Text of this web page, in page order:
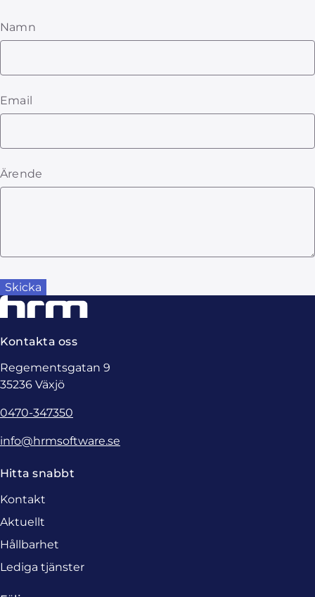
Namn
Email
Ärende
Kontakta oss
Regementsgatan 9
35236 Växjö
0470-347350
info@hrmsoftware.se
Hitta snabbt
Kontakt
Aktuellt
Hållbarhet
Lediga tjänster